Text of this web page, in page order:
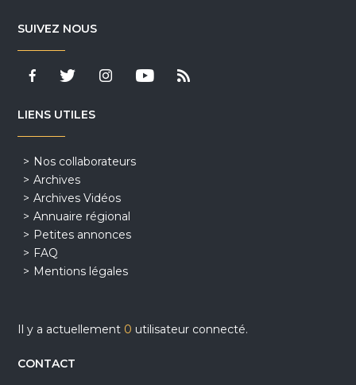
SUIVEZ NOUS
LIENS UTILES
Nos collaborateurs
Archives
Archives Vidéos
Annuaire régional
Petites annonces
FAQ
Mentions légales
Il y a actuellement 0 utilisateur connecté.
CONTACT